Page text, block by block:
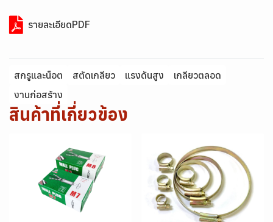
รายละเอียดPDF
สกรูและน็อต สตัดเกลียว แรงดันสูง
เกลียวตลอด
งานก่อสร้าง
สินค้าที่เกี่ยวข้อง